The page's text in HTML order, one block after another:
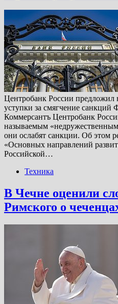
Центробанк России предложил
уступки за смягчение
Коммерсантъ Центробанк
называемым
они ослабят санкции. Об этом
«Основных направлений
Российской…
Техника
В Чечне оценили
Римского о